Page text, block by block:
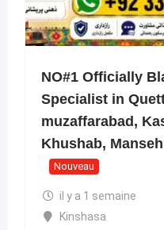
NO#1 Officially
Specialist in
muzaffarabad,
Khushab,
Nouveau
il y a 1 semaine
Kinshasa